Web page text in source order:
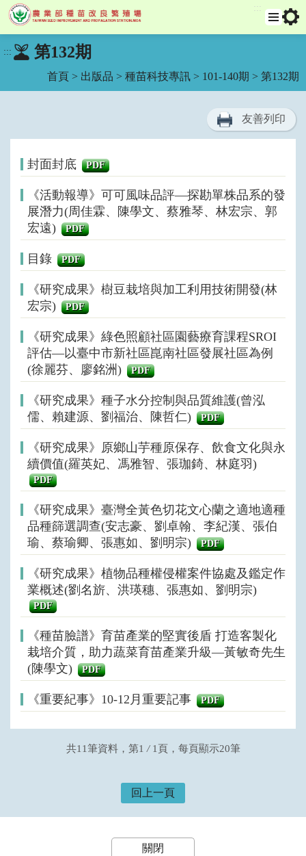
到
:::
::: 第132期
首頁 > 出版品 > 種苗科技專訊 > 101-140期 > 第132期
友善列印
封面封底 PDF
《活動報導》可可風味品評—探勘單株品系的發
展潛力(周佳霖、陳學文、蔡雅琴、林宏宗、郭
宏遠)
PDF
目錄 PDF
《研究成果》樹豆栽培與加工利用技術開發(林
宏宗)
PDF
《研究成果》綠色照顧社區園藝療育課程SROI
評估—以臺中市新社區崑南社區發展社區為例
(徐麗芬、廖銘洲)
PDF
《研究成果》種子水分控制與品質維護(曾泓
儒、賴建源、劉福治、陳哲仁)
PDF
《研究成果》原鄉山芋種原保存、飲食文化與永
續價值(羅英妃、馮雅智、張珈錡、林庭羽)
PDF
《研究成果》臺灣全黃色切花文心蘭之適地適種
品種篩選調查(安志豪、劉卓翰、李紀漢、張伯
瑜、蔡瑜卿、張惠如、劉明宗)
PDF
《研究成果》植物品種權侵權案件協處及鑑定作
業概述(劉名旂、洪瑛穗、張惠如、劉明宗)
PDF
《種苗臉譜》育苗產業的堅實後盾 打造客製化
栽培介質，助力蔬菜育苗產業升級—黃敏奇先生
(陳學文)
PDF
《重要紀事》10-12月重要記事 PDF
共11筆資料，第1 / 1頁，每頁顯示20筆
回上一頁
關閉